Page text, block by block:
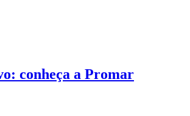
conheça a Promar